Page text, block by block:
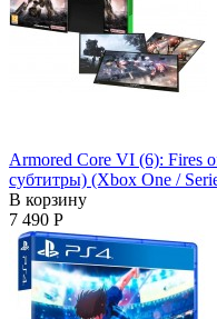
Armored Core VI (6): Fires
субтитры) (Xbox One /
В корзину
7 490 Р